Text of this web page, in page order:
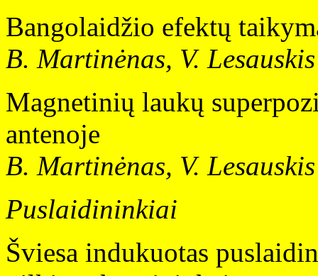
Bangolaidžio efektų
B. Martinėnas, V. Lesauskis
Magnetinių laukų
antenoje
B. Martinėnas, V. Lesauskis
Puslaidininkiai
Šviesa indukuotas